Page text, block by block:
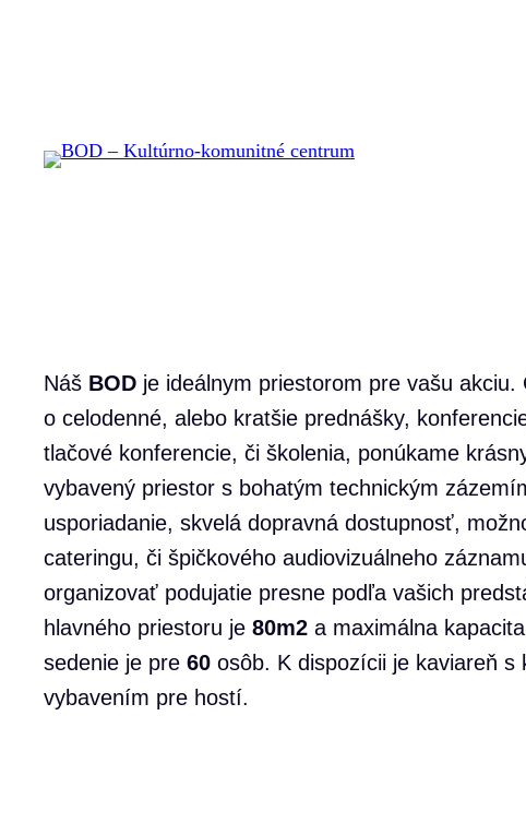
Náš BOD je ideálnym priestorom pre vašu akciu.
o celodenné, alebo kratšie prednášky,
tlačové konferencie, či školenia, ponúkame
vybavený priestor s bohatým technickým
usporiadanie, skvelá dopravná dostupnosť,
cateringu, či špičkového audiovizuálneho
organizovať podujatie presne podľa vašich
hlavného priestoru je 80m2 a maximálna
sedenie je pre 60 osôb. K dispozícii je kaviareň s
vybavením pre hostí.